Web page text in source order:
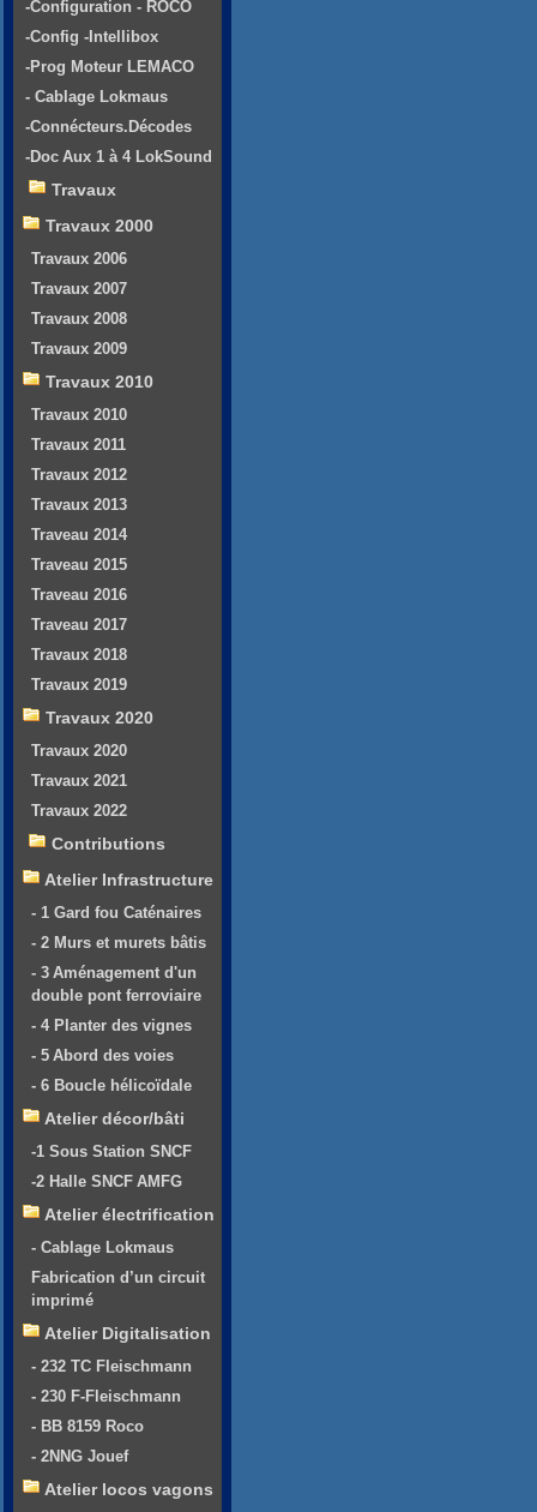
-Configuration - ROCO
-Config -Intellibox
-Prog Moteur LEMACO
- Cablage Lokmaus
-Connécteurs.Décodes
-Doc Aux 1 à 4 LokSound
Travaux
Travaux 2000
Travaux 2006
Travaux 2007
Travaux 2008
Travaux 2009
Travaux 2010
Travaux 2010
Travaux 2011
Travaux 2012
Travaux 2013
Traveau 2014
Traveau 2015
Traveau 2016
Traveau 2017
Travaux 2018
Travaux 2019
Travaux 2020
Travaux 2020
Travaux 2021
Travaux 2022
Contributions
Atelier Infrastructure
- 1 Gard fou Caténaires
- 2 Murs et murets bâtis
- 3 Aménagement d'un
double pont ferroviaire
- 4 Planter des vignes
- 5 Abord des voies
- 6 Boucle hélicoïdale
Atelier décor/bâti
-1 Sous Station SNCF
-2 Halle SNCF AMFG
Atelier électrification
- Cablage Lokmaus
Fabrication d’un circuit
imprimé
Atelier Digitalisation
- 232 TC Fleischmann
- 230 F-Fleischmann
- BB 8159 Roco
- 2NNG Jouef
Atelier locos vagons